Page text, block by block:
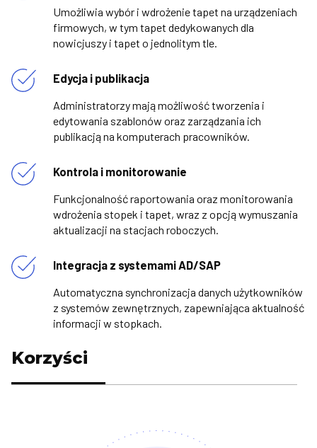
Umożliwia wybór i wdrożenie tapet na urządzeniach
firmowych, w tym tapet dedykowanych dla
nowicjuszy i tapet o jednolitym tle.
Edycja i publikacja
Administratorzy mają możliwość tworzenia i
edytowania szablonów oraz zarządzania ich
publikacją na komputerach pracowników.
Kontrola i monitorowanie
Funkcjonalność raportowania oraz monitorowania
wdrożenia stopek i tapet, wraz z opcją wymuszania
aktualizacji na stacjach roboczych.
Integracja z systemami AD/SAP
Automatyczna synchronizacja danych użytkowników
z systemów zewnętrznych, zapewniająca aktualność
informacji w stopkach.
Korzyści